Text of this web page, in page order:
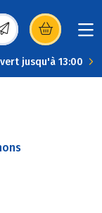
dans une
jusqu'à 13:00